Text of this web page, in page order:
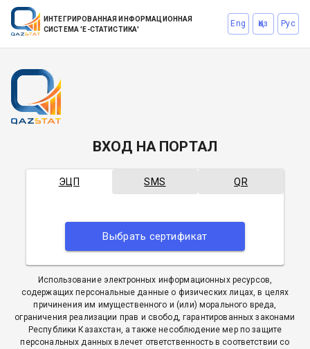
ИНТЕГРИРОВАННАЯ ИНФОРМАЦИОННАЯ
СИСТЕМА 'Е-СТАТИСТИКА'
Eng Қаз Рус
ВХОД НА ПОРТАЛ
ЭЦП SMS QR
Выбрать сертификат
Использование электронных информационных ресурсов,
содержащих персональные данные о физических лицах, в целях
причинения им имущественного и (или) морального вреда,
ограничения реализации прав и свобод, гарантированных законами
Республики Казахстан, а также несоблюдение мер по защите
персональных данных влечет ответственность в соответствии со